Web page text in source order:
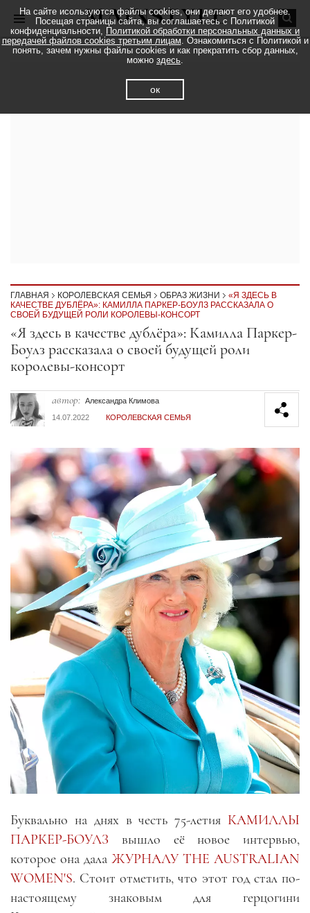
ГЛАВНАЯ КОРОЛЕВСКАЯ СЕМЬЯ ОБРАЗ ЖИЗНИ
«Я ЗДЕСЬ В
КАЧЕСТВЕ ДУБЛЁРА»: КАМИЛЛА ПАРКЕР-БОУЛЗ РАССКАЗАЛА О
СВОЕЙ БУДУЩЕЙ РОЛИ КОРОЛЕВЫ-КОНСОРТ
Секция статей
«Я здесь в качестве дублёра»: Камилла Паркер-
Боулз рассказала о своей будущей роли
королевы-консорт
автор: Александра Климова
14.07.2022
КОРОЛЕВСКАЯ СЕМЬЯ
Буквально на днях в честь 75-летия КАМИЛЛЫ
ПАРКЕР-БОУЛЗ вышло её новое интервью,
которое она дала ЖУРНАЛУ THE AUSTRALIAN
WOMEN'S. Стоит отметить, что этот год стал по-
настоящему знаковым для герцогини
На сайте исользуются файлы cookies, они делают его удобнее.
Посещая страницы сайта, вы соглашаетесь с Политикой
конфиденциальности, Политикой обработки персональных данных и
передачей файлов cookies третьим лицам. Ознакомиться с Политикой и
понять, зачем нужны файлы cookies и как прекратить сбор данных,
можно здесь.
ок